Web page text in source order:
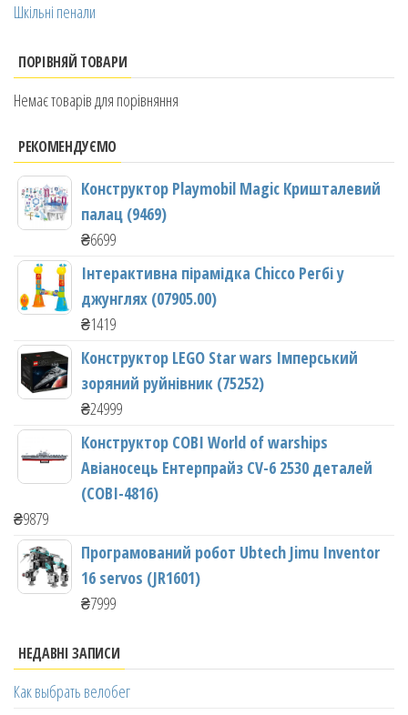
Шкільні пенали
ПОРІВНЯЙ ТОВАРИ
Немає товарів для порівняння
РЕКОМЕНДУЄМО
Конструктор Playmobil Magic Кришталевий
палац (9469)
₴6699
Інтерактивна пірамідка Chicco Регбі у
джунглях (07905.00)
₴1419
Конструктор LEGO Star wars Імперський
зоряний руйнівник (75252)
₴24999
Конструктор COBI World of warships
Авіаносець Ентерпрайз CV-6 2530 деталей
(COBI-4816)
₴9879
Програмований робот Ubtech Jimu Inventor
16 servos (JR1601)
₴7999
НЕДАВНІ ЗАПИСИ
Как выбрать велобег